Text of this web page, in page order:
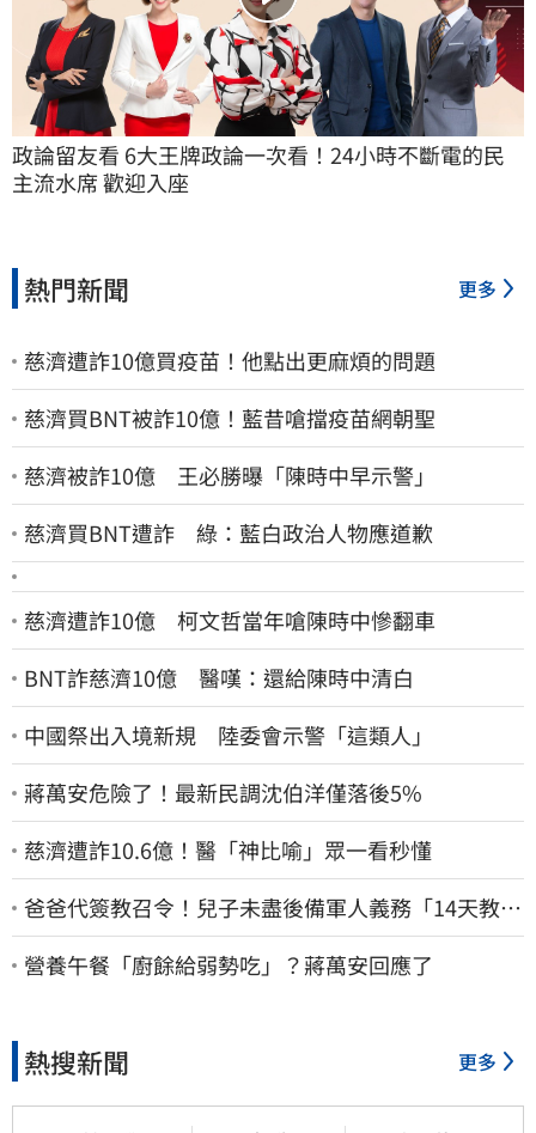
政論留友看 6大王牌政論一次看！24小時不斷電的民
主流水席 歡迎入座
熱門新聞 更多
慈濟遭詐10億買疫苗！他點出更麻煩的問題
慈濟買BNT被詐10億！藍昔嗆擋疫苗網朝聖
慈濟被詐10億 王必勝曝「陳時中早示警」
慈濟買BNT遭詐 綠：藍白政治人物應道歉
慈濟遭詐10億 柯文哲當年嗆陳時中慘翻車
BNT詐慈濟10億 醫嘆：還給陳時中清白
中國祭出入境新規 陸委會示警「這類人」
蔣萬安危險了！最新民調沈伯洋僅落後5%
慈濟遭詐10.6億！醫「神比喻」眾一看秒懂
爸爸代簽教召令！兒子未盡後備軍人義務「14天教召
不去」換3個月刑期
營養午餐「廚餘給弱勢吃」？蔣萬安回應了
熱搜新聞 更多